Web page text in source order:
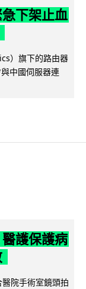
下架止血
）旗下的路由器
中國伺服器連
護保護病
院手術室鏡頭拍